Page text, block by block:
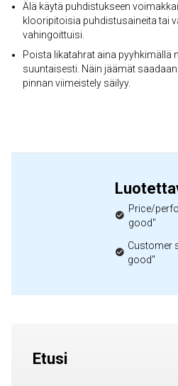
Älä käytä puhdistukseen
klooripitoisia puhdistusaineita tai
vahingoittuisi.
Poista likatahrat aina pyyhkimällä
suuntaisesti. Näin jäämät
pinnan viimeistely säilyy.
Price/
good"
Customer
good"
Etusi